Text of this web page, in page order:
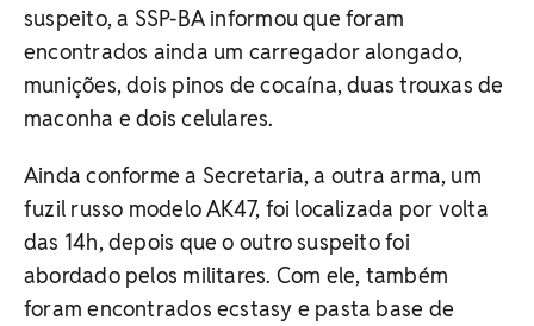
suspeito, a SSP-BA informou que foram
encontrados ainda um carregador alongado,
munições, dois pinos de cocaína, duas trouxas de
maconha e dois celulares.
Ainda conforme a Secretaria, a outra arma, um
fuzil russo modelo AK47, foi localizada por volta
das 14h, depois que o outro suspeito foi
abordado pelos militares. Com ele, também
foram encontrados ecstasy e pasta base de